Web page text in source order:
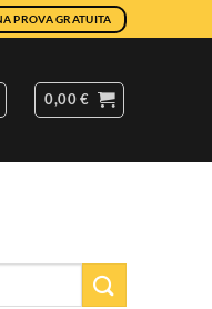
PROVA GRATUITA
0,00€